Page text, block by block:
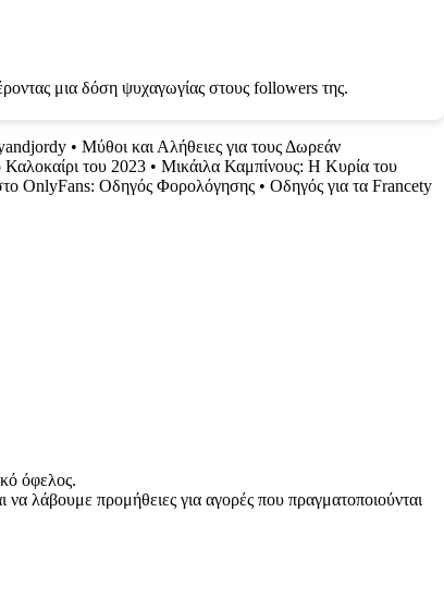
μια δόση ψυχαγωγίας στους followers της.
• Μύθοι και Αλήθειες για τους Δωρεάν
Καλοκαίρι του 2023 • Μικάιλα Καμπίνους: Η Κυρία του
OnlyFans: Οδηγός Φορολόγησης • Οδηγός για τα Francety
όφελος.
λάβουμε προμήθειες για αγορές που πραγματοποιούνται